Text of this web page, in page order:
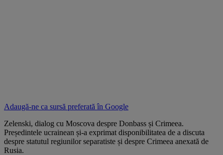
Adaugă-ne ca sursă preferată în Google
Zelenski, dialog cu Moscova despre Donbass și Crimeea.
Președintele ucrainean și-a exprimat disponibilitatea de a discuta
despre statutul regiunilor separatiste și despre Crimeea anexată de
Rusia.